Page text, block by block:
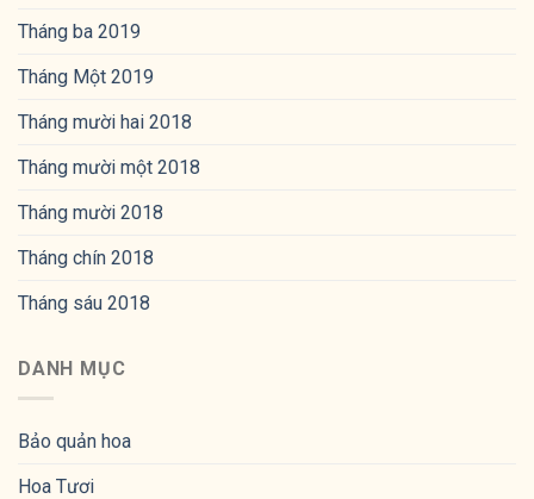
Tháng ba 2019
Tháng Một 2019
Tháng mười hai 2018
Tháng mười một 2018
Tháng mười 2018
Tháng chín 2018
Tháng sáu 2018
DANH MỤC
Bảo quản hoa
Hoa Tươi